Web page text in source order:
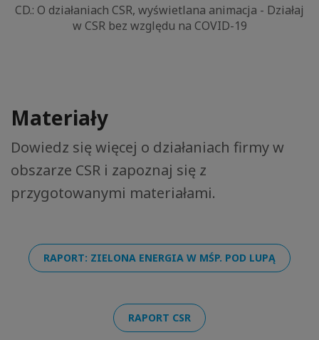
CD.: O działaniach CSR, wyświetlana animacja - Działaj
w CSR bez względu na COVID-19
Materiały
Dowiedz się więcej o działaniach firmy w
obszarze CSR i zapoznaj się z
przygotowanymi materiałami.
RAPORT: ZIELONA ENERGIA W MŚP. POD LUPĄ
RAPORT CSR